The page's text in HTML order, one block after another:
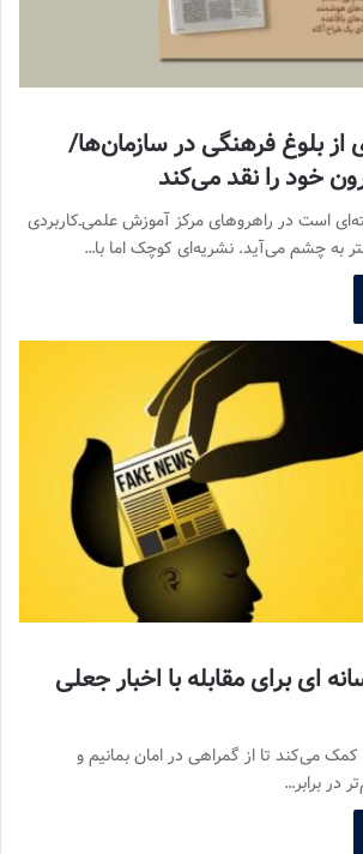
از بلوغ فرهنگی در سازمان‌ها/
خود را نقد می‌کند
است در راهروهای مرکز آموزش علمی‌ـ‌کاربردی
به چشم می‌آید. نشریه‌ای کوچک اما با…
ای برای مقابله با اخبار جعلی
می‌کند تا از گمراهی در امان بمانیم و
در برابر…